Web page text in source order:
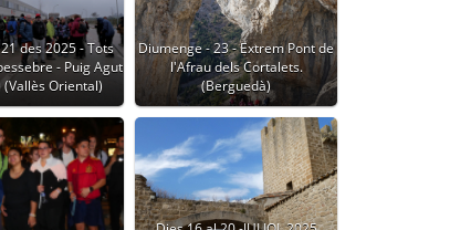
des 2025 - Tots
- Puig Agut
Oriental)
Diumenge - 23 - Extrem Pont de
l'Afrau dels Cortalets.
(Berguedà)